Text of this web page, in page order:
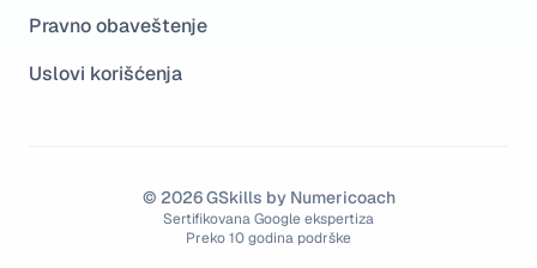
Pravno obaveštenje
Uslovi korišćenja
© 2026 GSkills by Numericoach
Sertifikovana Google ekspertiza
Preko 10 godina podrške